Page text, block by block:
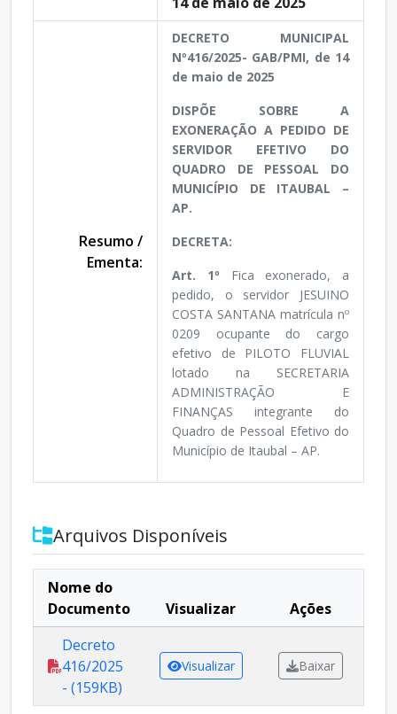
Resumo /
Ementa:
DECRETO MUNICIPAL
Nº416/2025- GAB/PMI, de 14
de maio de 2025
DISPÕE SOBRE A
EXONERAÇÃO A PEDIDO DE
SERVIDOR EFETIVO DO
QUADRO DE PESSOAL DO
MUNICÍPIO DE ITAUBAL –
AP.
DECRETA:
Art. 1º Fica exonerado, a
pedido, o servidor JESUINO
COSTA SANTANA matrícula nº
0209 ocupante do cargo
efetivo de PILOTO FLUVIAL
lotado na SECRETARIA
ADMINISTRAÇÃO E
FINANÇAS integrante do
Quadro de Pessoal Efetivo do
Município de Itaubal – AP.
Arquivos Disponíveis
Nome do
Documento
Visualizar
Ações
Decreto
416/2025
- (159KB)
Visualizar Baixar